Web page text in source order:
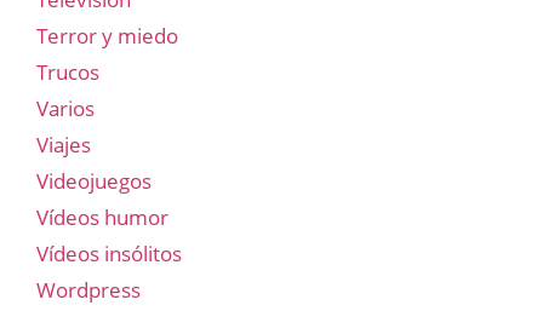
Terror y miedo
Trucos
Varios
Viajes
Videojuegos
Vídeos humor
Vídeos insólitos
Wordpress